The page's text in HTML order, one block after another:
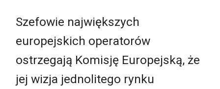
Szefowie największych
europejskich operatorów
ostrzegają Komisję Europejską, że
jej wizja jednolitego rynku